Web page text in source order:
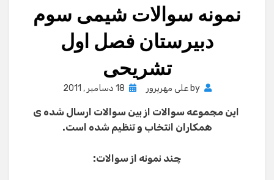
نمونه سوالات شیمی سوم
دبیرستان فصل اول
تشریحی
by علی مهرپرور
Posted
18 دسامبر , 2011
این مجموعه سوالات از بین سوالات ارسال شده ی
همكاران انتخاب و تنظیم شده است.
چند نمونه از سوالات: